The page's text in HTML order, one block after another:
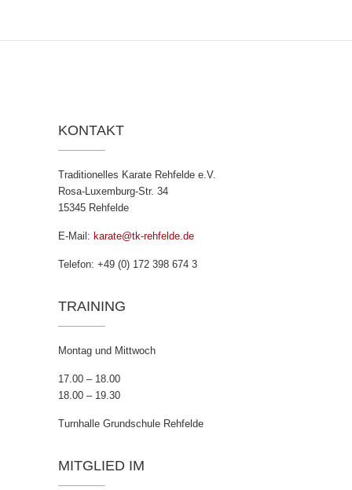
KONTAKT
Traditionelles Karate Rehfelde e.V.
Rosa-Luxemburg-Str. 34
15345 Rehfelde
E-Mail: karate@tk-rehfelde.de
Telefon: +49 (0) 172 398 674 3
TRAINING
Montag und Mittwoch
17.00 – 18.00
18.00 – 19.30
Turnhalle Grundschule Rehfelde
MITGLIED IM